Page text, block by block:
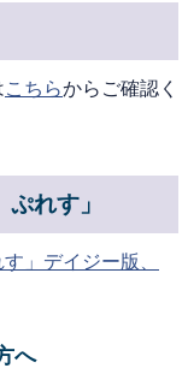
こちらからご確認く
れす」
」デイジー版、
へ